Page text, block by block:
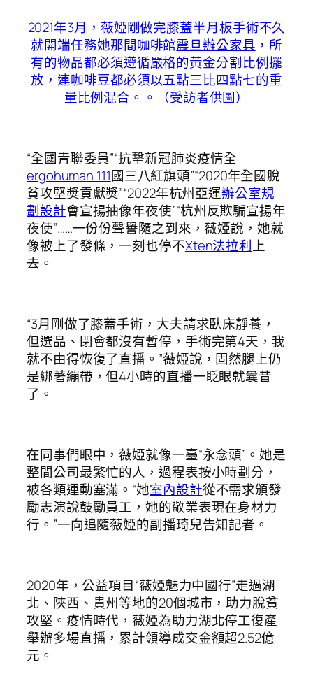
2021年3月，薇婭剛做完膝蓋半月板手術不久
就開端任務她那間咖啡館震旦辦公家具 ，所
有的物品都必須遵循嚴格的黃金分割比例擺
放，連咖啡豆都必須以五點三比四點七的重
量比例混合。。（受訪者供圖）
“全國青聯委員”“抗擊新冠肺炎疫情全
ergohuman 111國三八紅旗頭”“2020年全國脫
貧攻堅獎貢獻獎”“2022年杭州亞運辦公室規
劃設計會宣揚抽像年夜使”“杭州反欺騙宣揚年
夜使”……一份份聲譽隨之到來，薇婭說，她就
像被上了發條，一刻也停不Xten法拉利上
去。
“3月剛做了膝蓋手術，大夫請求臥床靜養，
但選品、閉會都沒有暫停，手術完第4天，我
就不由得恢復了直播。”薇婭說，固然腿上仍
是綁著繃帶，但4小時的直播一眨眼就曩昔
了。
在同事們眼中，薇婭就像一臺“永念頭”。她是
整間公司最繁忙的人，過程表按小時劃分，
被各類運動塞滿。“她室內設計從不需求頒發
勵志演說鼓勵員工，她的敬業表現在身材力
行。”一向追隨薇婭的副播琦兒告知記者。
2020年，公益項目“薇婭魅力中國行”走過湖
北、陜西、貴州等地的20個城市，助力脫貧
攻堅。疫情時代，薇婭為助力湖北停工復產
舉辦多場直播，累計領導成交金額超2.52億
元。